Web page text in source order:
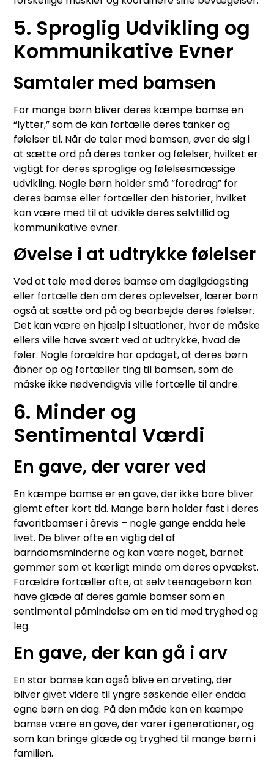
5. Sproglig Udvikling og
Kommunikative Evner
Samtaler med bamsen
For mange børn bliver deres kæmpe bamse en
“lytter,” som de kan fortælle deres tanker og
følelser til. Når de taler med bamsen, øver de sig i
at sætte ord på deres tanker og følelser, hvilket er
vigtigt for deres sproglige og følelsesmæssige
udvikling. Nogle børn holder små “foredrag” for
deres bamse eller fortæller den historier, hvilket
kan være med til at udvikle deres selvtillid og
kommunikative evner.
Øvelse i at udtrykke følelser
Ved at tale med deres bamse om dagligdagsting
eller fortælle den om deres oplevelser, lærer børn
også at sætte ord på og bearbejde deres følelser.
Det kan være en hjælp i situationer, hvor de måske
ellers ville have svært ved at udtrykke, hvad de
føler. Nogle forældre har opdaget, at deres børn
åbner op og fortæller ting til bamsen, som de
måske ikke nødvendigvis ville fortælle til andre.
6. Minder og
Sentimental Værdi
En gave, der varer ved
En kæmpe bamse er en gave, der ikke bare bliver
glemt efter kort tid. Mange børn holder fast i deres
favoritbamser i årevis – nogle gange endda hele
livet. De bliver ofte en vigtig del af
barndomsminderne og kan være noget, barnet
gemmer som et kærligt minde om deres opvækst.
Forældre fortæller ofte, at selv teenagebørn kan
have glæde af deres gamle bamser som en
sentimental påmindelse om en tid med tryghed og
leg.
En gave, der kan gå i arv
En stor bamse kan også blive en arveting, der
bliver givet videre til yngre søskende eller endda
egne børn en dag. På den måde kan en kæmpe
bamse være en gave, der varer i generationer, og
som kan bringe glæde og tryghed til mange børn i
familien.